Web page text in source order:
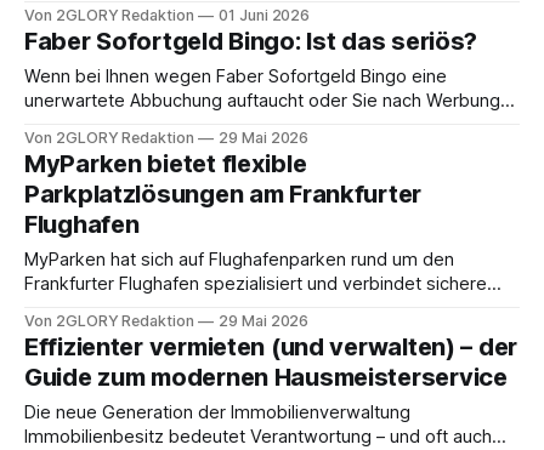
Lizenzstatus, Gebühren und das Abo mit automatischer
Verlängerung. Wer Lottohelden nutzt, schließt in der Praxis
zwei Dinge ab: die Teilnahme an einer staatlichen Lotterie
(über eine Landeslotterie) und
Von 2GLORY Redaktion 01 Juni 2026
Faber Sofortgeld Bingo: Ist das seriös?
Wenn bei Ihnen wegen Faber Sofortgeld Bingo eine
unerwartete Abbuchung auftaucht oder Sie nach Werbung
Vertragsdetails, Kosten und Kündigungsweg. Wichtige
Fakten auf einen Blick * Faber Sofortgeld Bingo wird als
lizenziertes Gewinnspiel-Angebot im Abo-Modell
vermarktet; in der Praxis liegen
Von 2GLORY Redaktion 29 Mai 2026
MyParken bietet flexible
Parkplatzlösungen am Frankfurter
Flughafen
MyParken hat sich auf Flughafenparken rund um den
Frankfurter Flughafen spezialisiert und verbindet sichere
Buchungsmöglichkeiten. Das Unternehmen betreibt
mehrere Standorte im Raum Frankfurt und richtet sich an
Reisende, die eine komfortable und preisorientierte
Alternative zu klassischen Terminalparkhäusern suchen. Im
Mittelpunkt des Angebots stehen
Von 2GLORY Redaktion 29 Mai 2026
Effizienter vermieten (und verwalten) – der
Guide zum modernen Hausmeisterservice
Die neue Generation der Immobilienverwaltung
Immobilienbesitz bedeutet Verantwortung – und oft auch